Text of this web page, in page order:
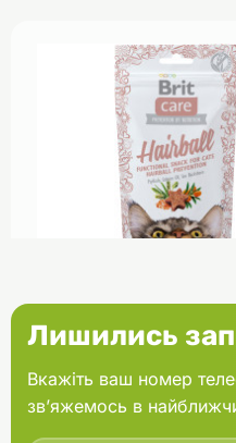
Hairball Качка 50 г
В
Лишились
Вкажіть ваш номер
зв’яжемось в